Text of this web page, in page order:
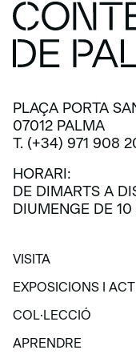
PLAÇA PORTA
07012 PALMA
T. (+34) 971 908
HORARI:
DE DIMARTS A
DIUMENGE DE 10
VISITA
VISITA
EXPOSICIONS I
EXPOSICIONS I
COL·LECCIÓ
COL·LECCIÓ
APRENDRE